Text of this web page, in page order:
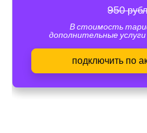
950
В стоимость
дополнительные
подключить по